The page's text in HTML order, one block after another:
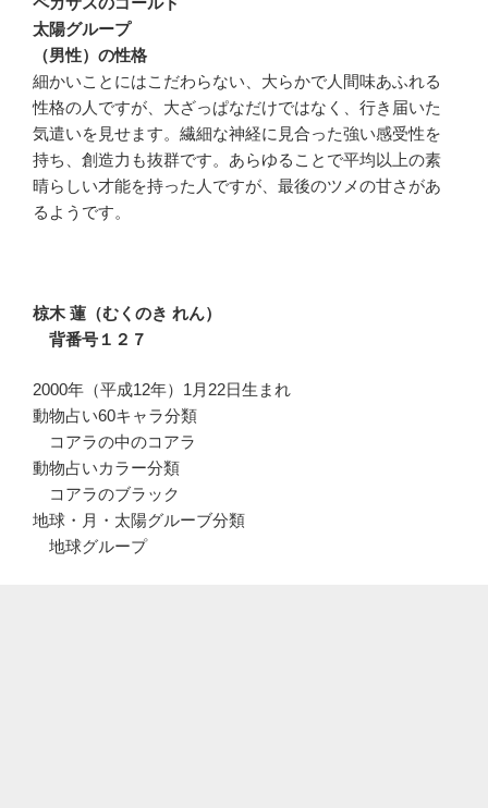
太陽グループ
（男性）の性格
細かいことにはこだわらない、大らかで人間味あふれる
性格の人ですが、大ざっぱなだけではなく、行き届いた
気遣いを見せます。繊細な神経に見合った強い感受性を
持ち、創造力も抜群です。あらゆることで平均以上の素
晴らしい才能を持った人ですが、最後のツメの甘さがあ
るようです。
椋木 蓮（むくのき れん）
背番号１２７
2000年（平成12年）1月22日生まれ
動物占い60キャラ分類
コアラの中のコアラ
動物占いカラー分類
コアラのブラック
地球・月・太陽グルーブ分類
地球グループ